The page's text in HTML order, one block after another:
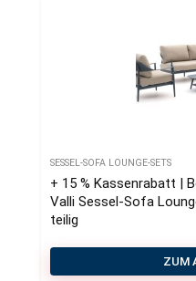
SESSEL-SOFA LOUNGE-SETS
+ 15 % Kassenrabatt |
Valli Sessel-Sofa
teilig
ZUM